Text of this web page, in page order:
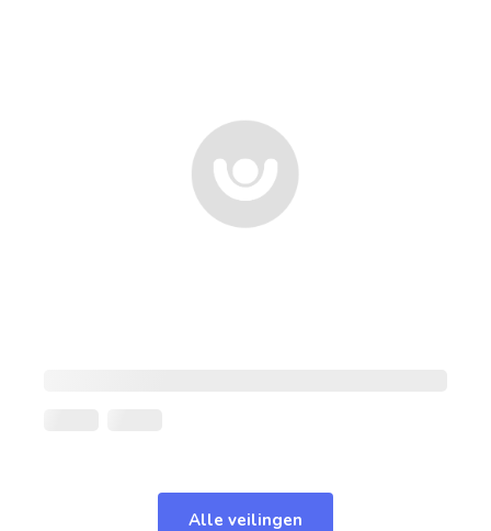
Alle veilingen